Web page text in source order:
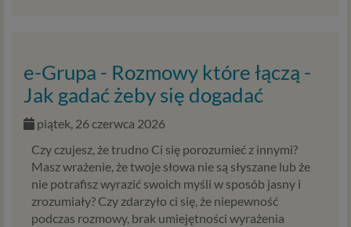
e-Grupa - Rozmowy które łączą -
Jak gadać żeby się dogadać
piątek, 26 czerwca 2026
Czy czujesz, że trudno Ci się porozumieć z innymi?
Masz wrażenie, że twoje słowa nie są słyszane lub że
nie potrafisz wyrazić swoich myśli w sposób jasny i
zrozumiały? Czy zdarzyło ci się, że niepewność
podczas rozmowy, brak umiejętności wyrażenia